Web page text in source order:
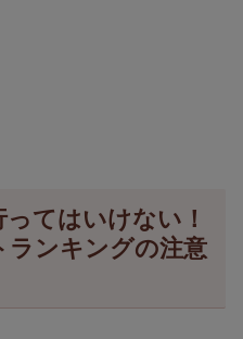
てはいけない！
ランキングの注意